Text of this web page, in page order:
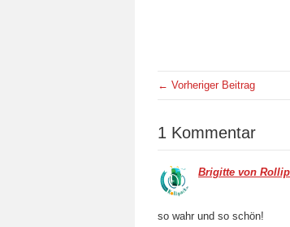
← Vorheriger Beitrag
1 Kommentar
Brigitte von
so wahr und so schön!